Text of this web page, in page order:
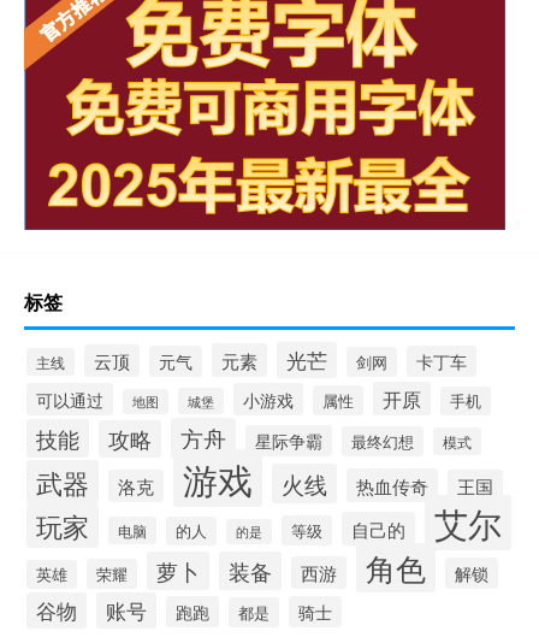
标签
主线 云顶 元气 元素 光芒 剑网 卡丁车
可以通过 地图 城堡 小游戏 属性 开原 手机
技能 攻略 方舟 星际争霸 最终幻想 模式
武器 洛克 游戏 火线 热血传奇 王国
玩家 电脑 的人 的是 等级 自己的 艾尔
英雄 荣耀 萝卜 装备 西游 角色 解锁
谷物 账号 跑跑 都是 骑士